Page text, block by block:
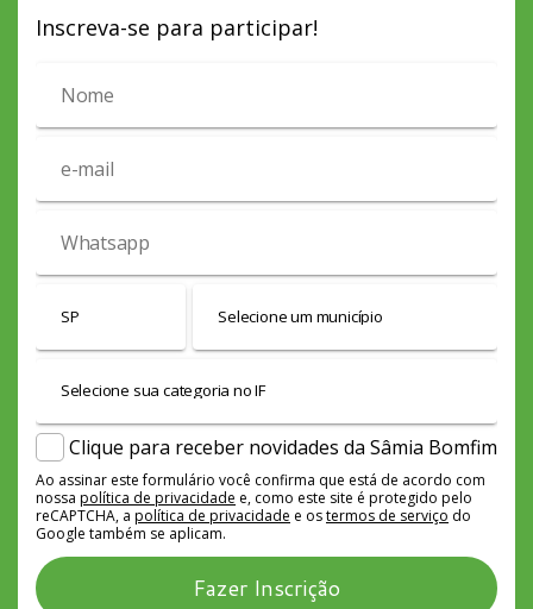
Inscreva-se para participar!
Clique para receber novidades da Sâmia Bomfim
Ao assinar este formulário você confirma que está de acordo com
nossa política de privacidade e, como este site é protegido pelo
reCAPTCHA, a política de privacidade e ostermos de serviço do
Google também se aplicam.
Fazer Inscrição